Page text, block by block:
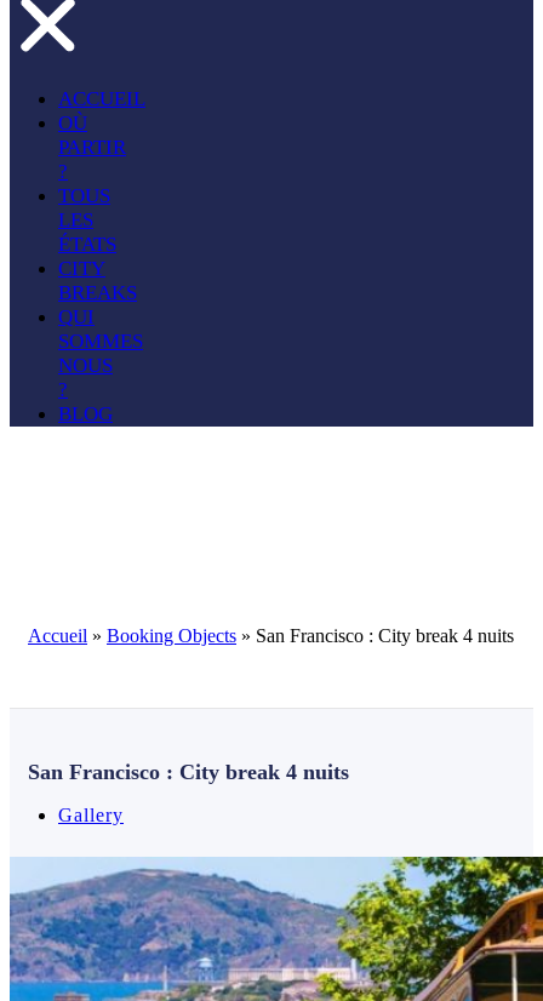
ACCUEIL
OÙ
PARTIR
?
TOUS
LES
ÉTATS
CITY
BREAKS
QUI
SOMMES
NOUS
?
BLOG
Accueil » Booking Objects » San Francisco : City break 4 nuits
San Francisco : City break 4 nuits
Gallery